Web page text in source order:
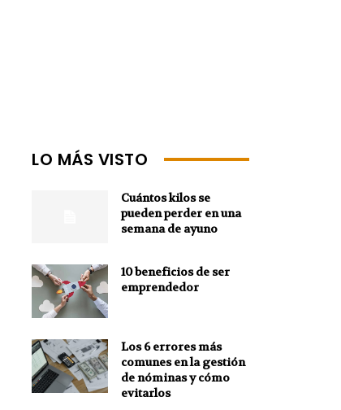
LO MÁS VISTO
Cuántos kilos se
pueden perder en una
semana de ayuno
10 beneficios de ser
emprendedor
Los 6 errores más
comunes en la gestión
de nóminas y cómo
evitarlos